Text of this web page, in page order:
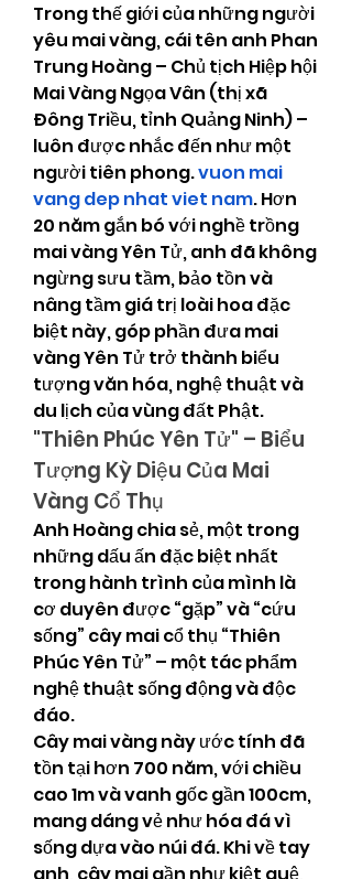
Trong thế giới của những người
yêu mai vàng, cái tên anh Phan
Trung Hoàng – Chủ tịch Hiệp hội
Mai Vàng Ngọa Vân (thị xã
Đông Triều, tỉnh Quảng Ninh) –
luôn được nhắc đến như một
người tiên phong. vuon mai
vang dep nhat viet nam. Hơn
20 năm gắn bó với nghề trồng
mai vàng Yên Tử, anh đã không
ngừng sưu tầm, bảo tồn và
nâng tầm giá trị loài hoa đặc
biệt này, góp phần đưa mai
vàng Yên Tử trở thành biểu
tượng văn hóa, nghệ thuật và
du lịch của vùng đất Phật.
"Thiên Phúc Yên Tử" – Biểu
Tượng Kỳ Diệu Của Mai
Vàng Cổ Thụ
Anh Hoàng chia sẻ, một trong
những dấu ấn đặc biệt nhất
trong hành trình của mình là
cơ duyên được “gặp” và “cứu
sống” cây mai cổ thụ “Thiên
Phúc Yên Tử” – một tác phẩm
nghệ thuật sống động và độc
đáo.
Cây mai vàng này ước tính đã
tồn tại hơn 700 năm, với chiều
cao 1m và vanh gốc gần 100cm,
mang dáng vẻ như hóa đá vì
sống dựa vào núi đá. Khi về tay